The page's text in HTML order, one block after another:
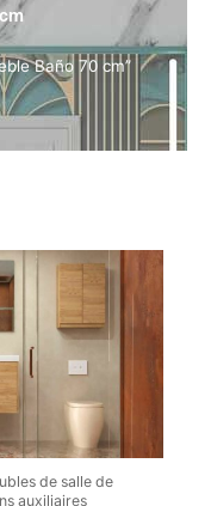
Baño 70 cm”
de salle de
auxiliaires